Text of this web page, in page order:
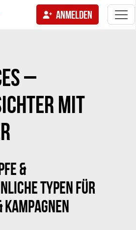
ANMELDEN
–
MIT
&
TYPEN FÜR W